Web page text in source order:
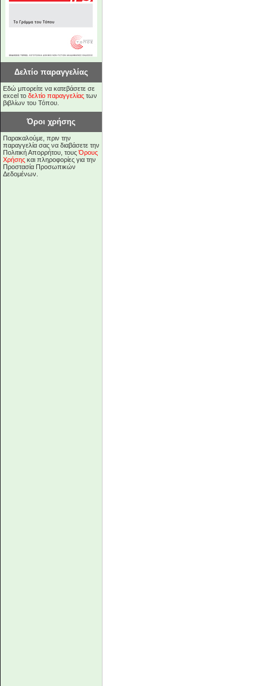
Δελτίο παραγγελίας
Εδώ μπορείτε να κατεβάσετε σε
excel το δελτίο παραγγελίας των
βιβλίων του Τόπου.
Όροι χρήσης
Παρακαλούμε, πριν την
παραγγελία σας να διαβάσετε την
Πολιτική Απορρήτου, τουςΌρους
Χρήσης και πληροφορίες για την
Προστασία Προσωπικών
Δεδομένων.